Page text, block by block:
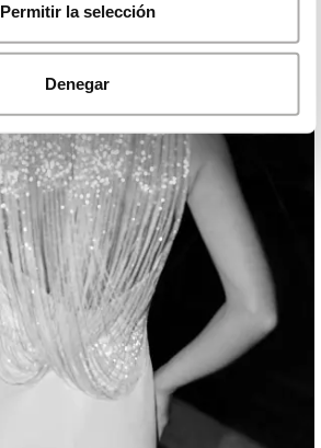
Permitir la selección
Denegar